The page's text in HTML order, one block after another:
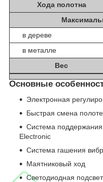
Хода полотна
в дереве
в металле
Вес
Основные
Электронная
Быстрая смена
Система
Electronic
Система гашения
Маятниковый ход
Светодиодная